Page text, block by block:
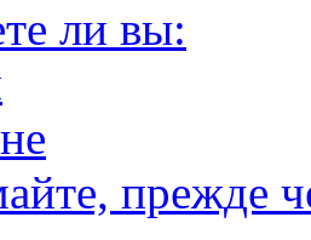
ли вы:
прежде